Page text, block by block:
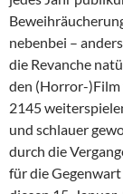
nebenbei –
die Revanche
den (Horror-
2145
und schlauer
durch die
für die